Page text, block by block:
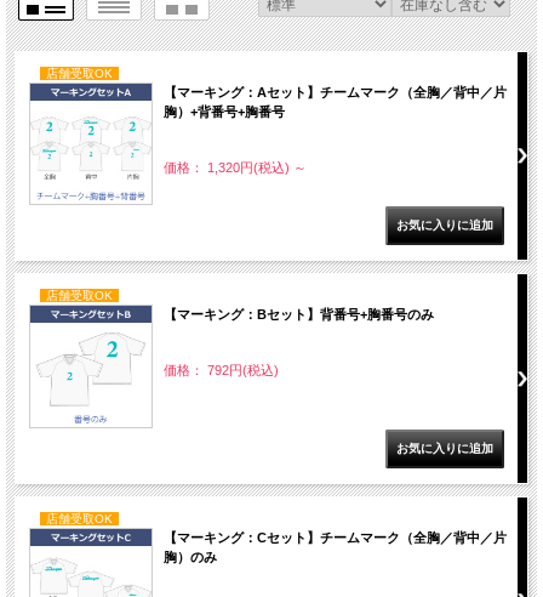
店舗受取OK
【マーキング：Aセット】チームマーク（全胸／背中／片
胸）+背番号+胸番号
価格： 1,320円(税込) ～
店舗受取OK
【マーキング：Bセット】背番号+胸番号のみ
価格： 792円(税込)
店舗受取OK
【マーキング：Cセット】チームマーク（全胸／背中／片
胸）のみ